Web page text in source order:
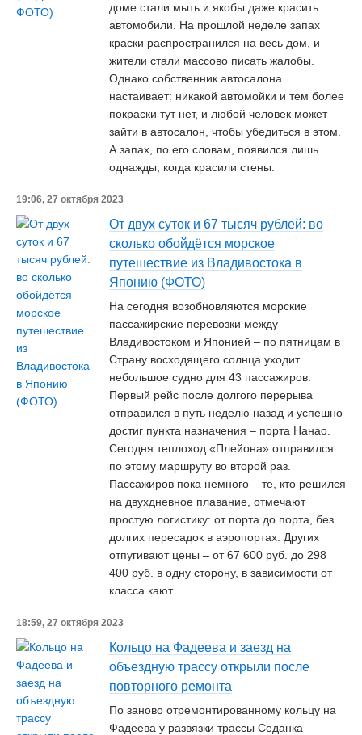
доме стали мыть и якобы даже красить
автомобили. На прошлой неделе запах
краски распространился на весь дом, и
жители стали массово писать жалобы.
Однако собственник автосалона
настаивает: никакой автомойки и тем более
покраски тут нет, и любой человек может
зайти в автосалон, чтобы убедиться в этом.
А запах, по его словам, появился лишь
однажды, когда красили стены.
19:06, 27 октября 2023
От двух суток и 67 тысяч рублей: во
сколько обойдётся морское
путешествие из Владивостока в
Японию (ФОТО)
На сегодня возобновляются морские
пассажирские перевозки между
Владивостоком и Японией – по пятницам в
Страну восходящего солнца уходит
небольшое судно для 43 пассажиров.
Первый рейс после долгого перерыва
отправился в путь неделю назад и успешно
достиг пункта назначения – порта Нанао.
Сегодня теплоход «Плейона» отправился
по этому маршруту во второй раз.
Пассажиров пока немного – те, кто решился
на двухдневное плавание, отмечают
простую логистику: от порта до порта, без
долгих пересадок в аэропортах. Других
отпугивают цены – от 67 600 руб. до 298
400 руб. в одну сторону, в зависимости от
класса кают.
18:59, 27 октября 2023
Кольцо на Фадеева и заезд на
объездную трассу открыли после
повторного ремонта
По заново отремонтированному кольцу на
Фадеева у развязки трассы Седанка –